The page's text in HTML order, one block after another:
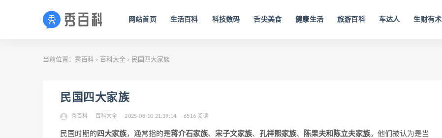
网站首页 生活百科 科技数码 舌尖美食 健康生活 旅游百科 车达人 生财有术
当前位置： 秀百科 > 百科大全 > 民国四大家族
民国四大家族
秀百科 百科大全 2025-08-10 21:39:14 6516 阅读
民国时期的 四大家族，通常指的是蒋介石家族、 宋子文家族、 孔祥熙家族、 陈果夫和陈立夫家族。他们被认为是当